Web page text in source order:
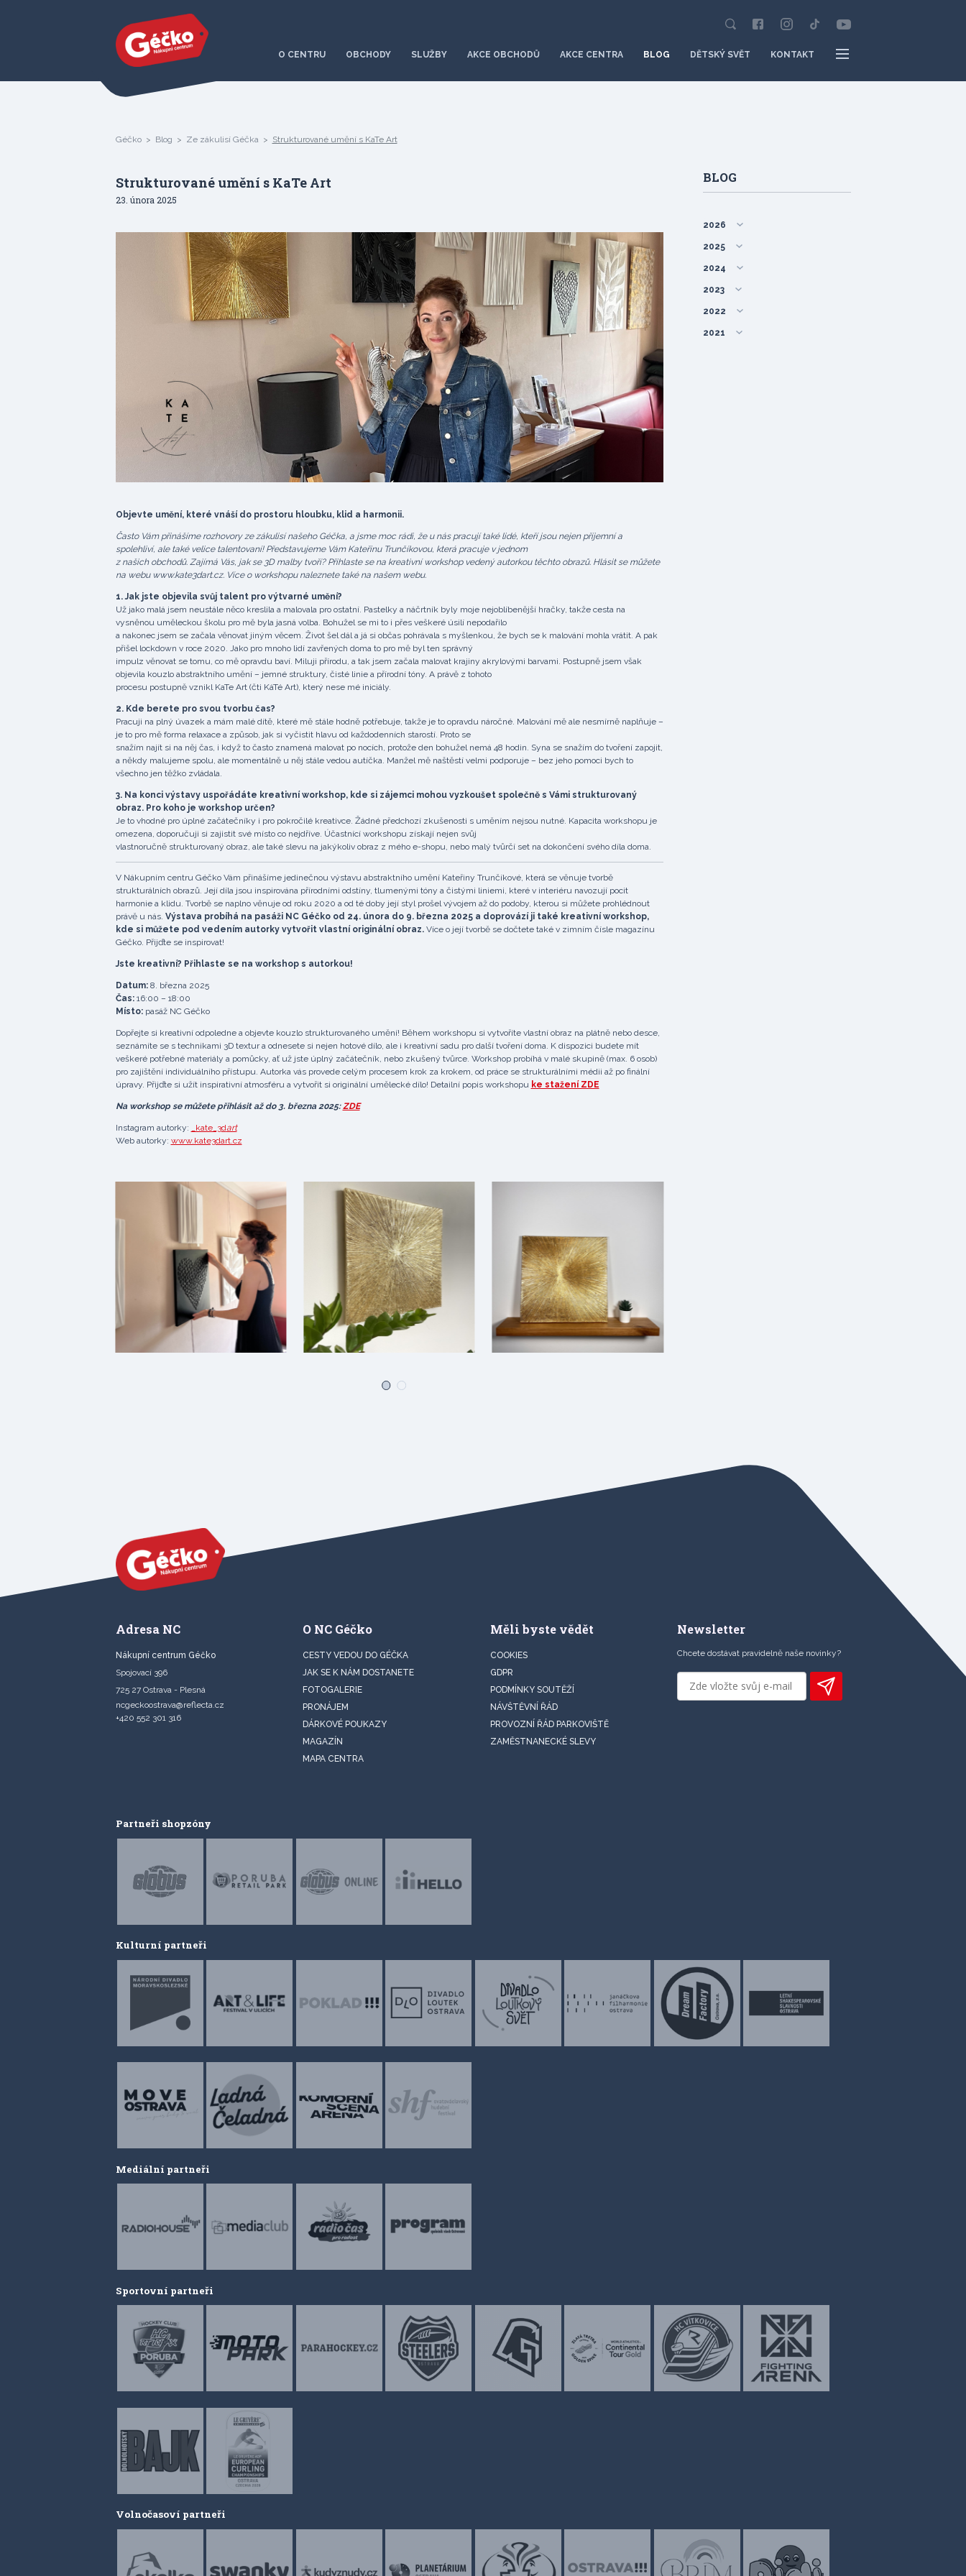
O CENTRU OBCHODY SLUŽBY AKCE OBCHODŮ AKCE CENTRA BLOG DĚTSKÝ SVĚT KONTAKT
Géčko Blog Ze zákulisí Géčka Strukturované umění s KaTe Art
Strukturované umění s KaTe Art
23. února 2025
Objevte umění, které vnáší do prostoru hloubku, klid a harmonii.
Často Vám přinášíme rozhovory ze zákulisí našeho Géčka, a jsme moc rádi, že u nás pracují také lidé, kteří jsou nejen příjemní a
spolehliví, ale také velice talentovaní! Představujeme Vám Kateřinu Trunčíkovou, která pracuje v jednom
z našich obchodů. Zajímá Vás, jak se 3D malby tvoří? Přihlaste se na kreativní workshop vedený autorkou těchto obrazů. Hlásit se můžete
na webu www.kate3dart.cz. Více o workshopu naleznete také na našem webu.
1. Jak jste objevila svůj talent pro výtvarné umění?
Už jako malá jsem neustále něco kreslila a malovala pro ostatní. Pastelky a náčrtník byly moje nejoblíbenější hračky, takže cesta na
vysněnou uměleckou školu pro mě byla jasná volba. Bohužel se mi to i přes veškeré úsilí nepodařilo
a nakonec jsem se začala věnovat jiným věcem. Život šel dál a já si občas pohrávala s myšlenkou, že bych se k malování mohla vrátit. A pak
přišel lockdown v roce 2020. Jako pro mnoho lidí zavřených doma to pro mě byl ten správný
impulz věnovat se tomu, co mě opravdu baví. Miluji přírodu, a tak jsem začala malovat krajiny akrylovými barvami. Postupně jsem však
objevila kouzlo abstraktního umění – jemné struktury, čisté linie a přírodní tóny. A právě z tohoto
procesu postupně vznikl KaTe Art (čti KáTé Art), který nese mé iniciály.
2. Kde berete pro svou tvorbu čas?
Pracuji na plný úvazek a mám malé dítě, které mě stále hodně potřebuje, takže je to opravdu náročné. Malování mě ale nesmírně naplňuje –
je to pro mě forma relaxace a způsob, jak si vyčistit hlavu od každodenních starostí. Proto se
snažím najít si na něj čas, i když to často znamená malovat po nocích, protože den bohužel nemá 48 hodin. Syna se snažím do tvoření zapojit,
a někdy malujeme spolu, ale momentálně u něj stále vedou autíčka. Manžel mě naštěstí velmi podporuje – bez jeho pomoci bych to
všechno jen těžko zvládala.
3. Na konci výstavy uspořádáte kreativní workshop, kde si zájemci mohou vyzkoušet společně s Vámi strukturovaný
obraz. Pro koho je workshop určen?
Je to vhodné pro úplné začátečníky i pro pokročilé kreativce. Žádné předchozí zkušenosti s uměním nejsou nutné. Kapacita workshopu je
omezena, doporučuji si zajistit své místo co nejdříve. Účastnící workshopu získají nejen svůj
vlastnoručně strukturovaný obraz, ale také slevu na jakýkoliv obraz z mého e-shopu, nebo malý tvůrčí set na dokončení svého díla doma.
V Nákupním centru Géčko Vám přinášíme jedinečnou výstavu abstraktního umění Kateřiny Trunčíkové, která se věnuje tvorbě
strukturálních obrazů. Její díla jsou inspirována přírodními odstíny, tlumenými tóny a čistými liniemi, které v interiéru navozují pocit
harmonie a klidu. Tvorbě se naplno věnuje od roku 2020 a od té doby její styl prošel vývojem až do podoby, kterou si můžete prohlédnout
právě u nás. Výstava probíhá na pasáži NC Géčko od 24. února do 9. března 2025 a doprovází ji také kreativní workshop,
kde si můžete pod vedením autorky vytvořit vlastní originální obraz.Více o její tvorbě se dočtete také v zimním čísle magazínu
Géčko. Přijďte se inspirovat!
Jste kreativní? Přihlaste se na workshop s autorkou!
Datum:8. března 2025
Čas:16:00 – 18:00
Místo:pasáž NC Géčko
Dopřejte si kreativní odpoledne a objevte kouzlo strukturovaného umění! Během workshopu si vytvoříte vlastní obraz na plátně nebo desce,
seznámíte se s technikami 3D textur a odnesete si nejen hotové dílo, ale i kreativní sadu pro další tvoření doma. K dispozici budete mít
veškeré potřebné materiály a pomůcky, ať už jste úplný začátečník, nebo zkušený tvůrce. Workshop probíhá v malé skupině (max. 6 osob)
pro zajištění individuálního přístupu. Autorka vás provede celým procesem krok za krokem, od práce se strukturálními médii až po finální
úpravy. Přijďte si užít inspirativní atmosféru a vytvořit si originální umělecké dílo! Detailní popis workshopu ke stažení ZDE
Na workshop se můžete přihlásit až do 3. března 2025:ZDE
Instagram autorky: _kate_3dart
Web autorky: www.kate3dart.cz
BLOG
2026
2025
2024
2023
2022
2021
Adresa NC
Nákupní centrum Géčko
Spojovací 396
725 27 Ostrava - Plesná
ncgeckoostrava@reflecta.cz
+420 552 301 316
O NC Géčko
CESTY VEDOU DO GÉČKA
JAK SE K NÁM DOSTANETE
FOTOGALERIE
PRONÁJEM
DÁRKOVÉ POUKAZY
MAGAZÍN
MAPA CENTRA
Měli byste vědět
COOKIES
GDPR
PODMÍNKY SOUTĚŽÍ
NÁVŠTĚVNÍ ŘÁD
PROVOZNÍ ŘÁD PARKOVIŠTĚ
ZAMĚSTNANECKÉ SLEVY
Newsletter
Chcete dostávat pravidelně naše novinky?
Partneři shopzóny
Kulturní partneři
Mediální partneři
Sportovní partneři
Volnočasoví partneři